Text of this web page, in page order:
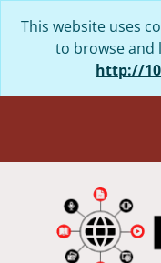
This website uses
to browse and
http://